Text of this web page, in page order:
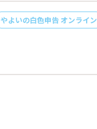
やよいの白色申告 オンライン